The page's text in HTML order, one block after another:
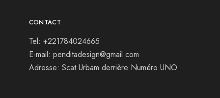
CONTACT
Tel: +221784024665
E-mail: penditadesign@gmail.com
Adresse: Scat Urbam derrière Numéro UNO